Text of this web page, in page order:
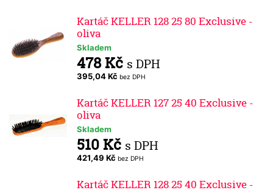
Kartáč KELLER 128 25 80 Exclusive -
oliva
Skladem
478 Kč s DPH
395,04 Kč bez DPH
Kartáč KELLER 127 25 40 Exclusive -
oliva
Skladem
510 Kč s DPH
421,49 Kč bez DPH
Kartáč KELLER 128 25 40 Exclusive -